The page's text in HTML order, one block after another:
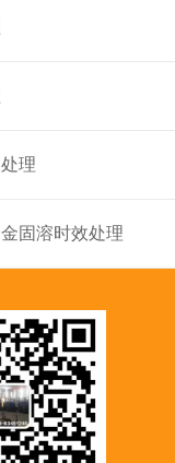
理
固溶时效处理